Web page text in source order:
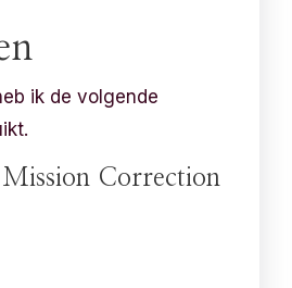
ik de volgende
Correction